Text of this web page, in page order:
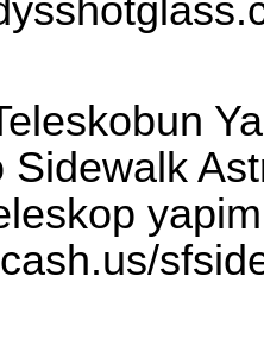
Sidewalk